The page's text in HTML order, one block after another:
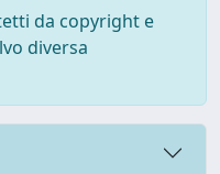
da copyright e
diversa